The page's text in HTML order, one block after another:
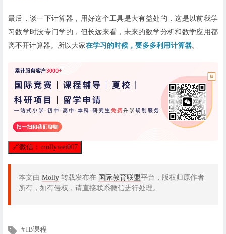
最后，谈一下计算器，用好这个工具是大有益处的，这是以前我学
习数学时没专门学的，但长远来看，未来的数学分析和数学应用都
离不开计算器。 所以大家在学习的时候，要多多利用计算器。
🔗微信：mollywei007
本文由 Molly 转载发布在 国际教育联盟平台，版权归原作者
所有，如有侵权，请直接联系微信进行处理。
文IB课程